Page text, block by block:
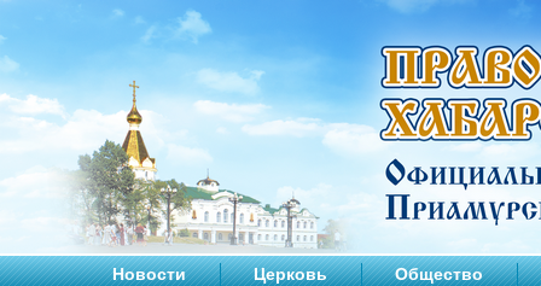
Новости Церковь Общество